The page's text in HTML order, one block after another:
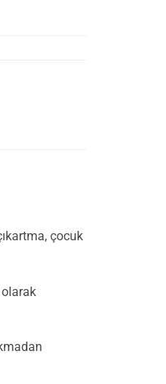
çocuk
olarak